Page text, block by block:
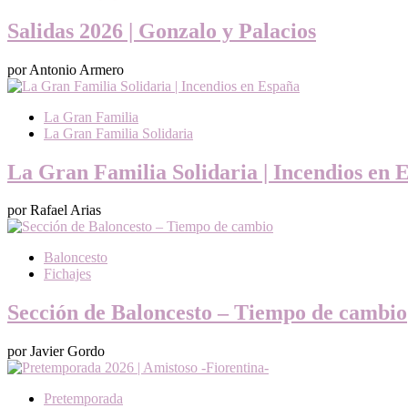
Salidas 2026 | Gonzalo y Palacios
por Antonio Armero
La Gran Familia
La Gran Familia Solidaria
La Gran Familia Solidaria | Incendios en
por Rafael Arias
Baloncesto
Fichajes
Sección de Baloncesto – Tiempo de cambio
por Javier Gordo
Pretemporada